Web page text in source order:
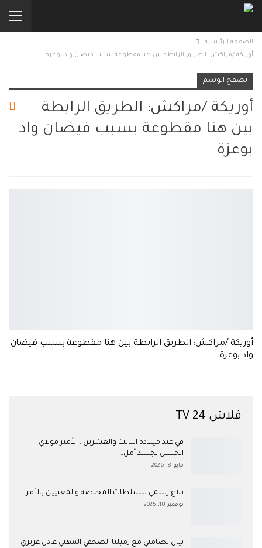
الصفحة الرئيسية
أوريكة /مراكش: الطريق الرابطة بين هنا مقطوعة بسبب فيضان واد بوعزة
تصفح الوسم
أوريكة /مراكش: الطريق الرابطة
بين هنا مقطوعة بسبب فيضان واد
بوعزة
أوريكة /مراكش: الطريق الرابطة بين هنا مقطوعة بسبب فيضان
واد بوعزة
فلاش 24 TV
في عيد ميلاده الثالث والعشرين.. الأمير مولاي
الحسن يجسد أمل…
مايو 8, 2026
بلاغ رسمي للسلطات المختصة والمعنيين بالأمر
نوفمبر 18, 2025
بيان تضامني مع زميلنا الصحفي المهني عادل عزيزي